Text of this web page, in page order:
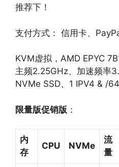
推荐下！
支付方式： 信用卡、
KVM虚拟，AMD EPYC
主频2.25GHz、加速频率
NVMe SSD、1 IPV4 & /
限量版促销版 ：
内
存
CPU NVMe
流
量